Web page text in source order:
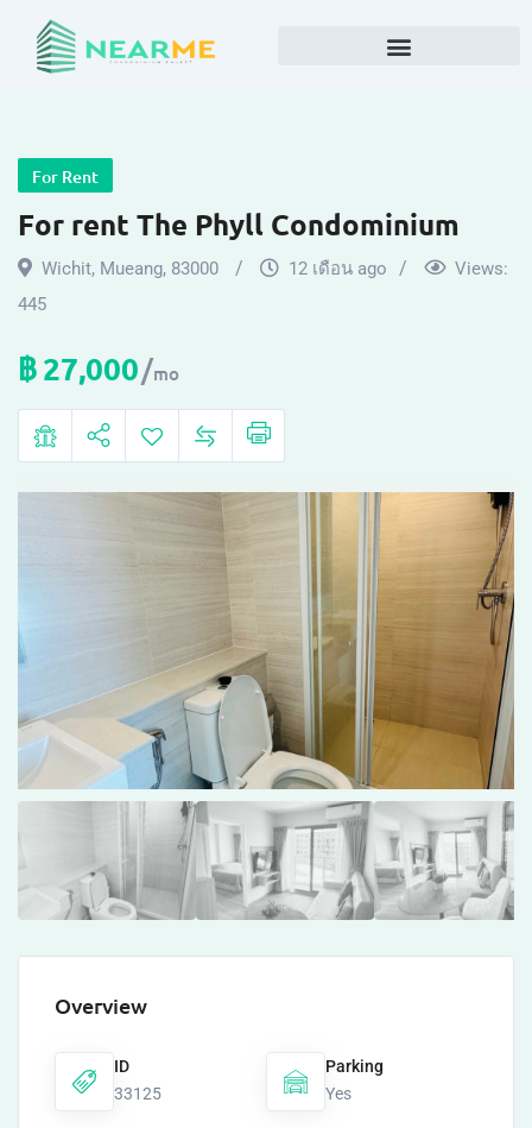
For Rent
For rent The Phyll Condominium
Wichit, Mueang, 83000 12 เดือน ago
Views:
445
฿27,000 mo
Overview
ID
33125
Parking
Yes